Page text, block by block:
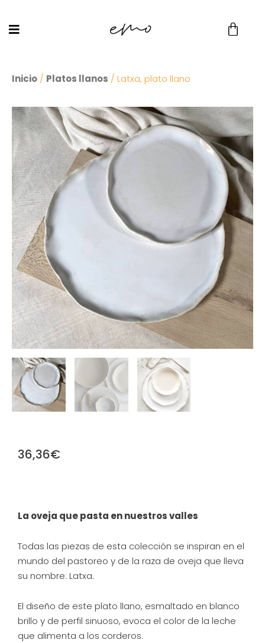
Inicio / Platos llanos / Latxa, plato llano
36,36€
La oveja que pasta en nuestros valles
Todas las piezas de esta colección se inspiran en el
mundo del pastoreo y de la raza de oveja que lleva
su nombre: Latxa.
El diseño de este plato llano, esmaltado en blanco
brillo y de perfil sinuoso, evoca el color de la leche
que alimenta a los corderos.